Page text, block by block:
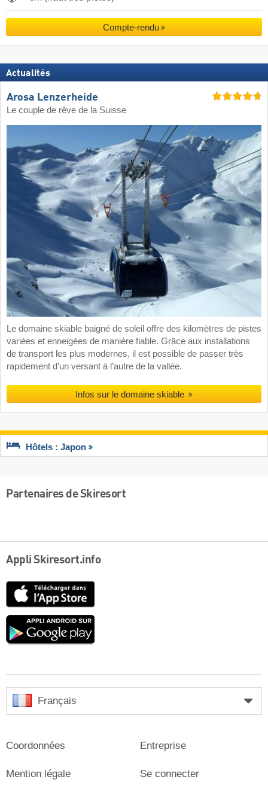
Compte-rendu
Actualités
Arosa Lenzerheide
Le couple de rêve de la Suisse
Le domaine skiable baigné de soleil offre des kilomètres de pistes
variées et enneigées de manière fiable. Grâce aux installations
de transport les plus modernes, il est possible de passer très
rapidement d’un versant à l’autre de la vallée.
Infos sur le domaine skiable
Hôtels : Japon
Partenaires de Skiresort
Appli Skiresort.info
Google
Français
Coordonnées
Mention légale
Entreprise
Se connecter